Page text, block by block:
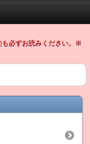
必ずお読みください。※